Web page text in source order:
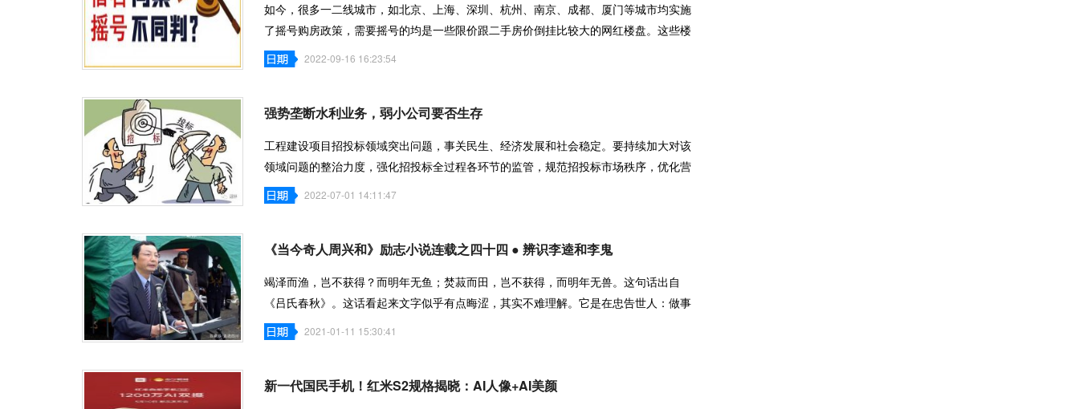
如今，很多一二线城市，如北京、上海、深圳、杭州、南京、成都、厦门等城市均实施
了摇号购房政策，需要摇号的均是一些限价跟二手房价倒挂比较大的网红楼盘。这些楼
盘，大多具2022-09-16 16:23:54
强势垄断水利业务，弱小公司要否生存
工程建设项目招投标领域突出问题，事关民生、经济发展和社会稳定。要持续加大对该
领域问题的整治力度，强化招投标全过程各环节的监管，规范招投标市场秩序，优化营
商环境，维2022-07-01 14:11:47
《当今奇人周兴和》励志小说连载之四十四 ● 辨识李逵和李鬼
竭泽而渔，岂不获得？而明年无鱼；焚菽而田，岂不获得，而明年无兽。这句话出自
《吕氏春秋》。这话看起来文字似乎有点晦涩，其实不难理解。它是在忠告世人：做事
如果只顾眼前2021-01-11 15:30:41
新一代国民手机！红米S2规格揭晓：AI人像+AI美颜